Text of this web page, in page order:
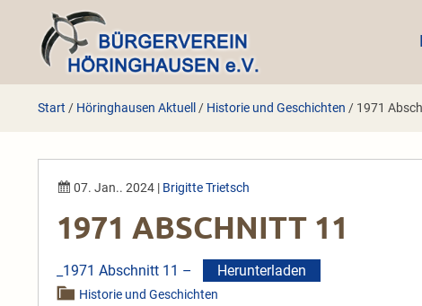
springen
Start / Höringhausen Aktuell / Historie und Geschichten / 1971
07. Jan.. 2024 | Brigitte Trietsch
1971 ABSCHNITT 11
_1971 Abschnitt 11 – Herunterladen
Historie und Geschichten